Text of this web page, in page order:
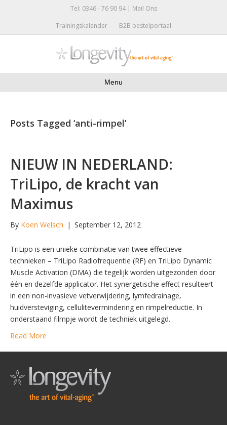
Tel: 0346 - 76 90 94 | Mail Ons
Trainingskalender
B2B bestelportaal
Menu
Posts Tagged ‘anti-rimpel’
NIEUW IN NEDERLAND:
TriLipo, de kracht van
Maximus
By Koen Welsch | September 12, 2012
TriLipo is een unieke combinatie van twee effectieve
technieken – TriLipo Radiofrequentie (RF) en TriLipo Dynamic
Muscle Activation (DMA) die tegelijk worden uitgezonden door
één en dezelfde applicator. Het synergetische effect resulteert
in een non-invasieve vetverwijdering, lymfedrainage,
huidversteviging, cellulitevermindering en rimpelreductie. In
onderstaand filmpje wordt de techniek uitgelegd.
Read More